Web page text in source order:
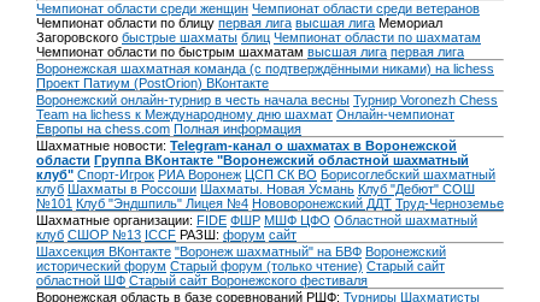
Чемпионат области среди женщин Чемпионат области среди ветеранов
Чемпионат области по блицу первая лига высшая лига Мемориал
Загоровского быстрые шахматы блиц Чемпионат области по шахматам
Чемпионат области по быстрым шахматам высшая лига первая лига
Воронежская шахматная команда (с подтверждёнными никами) на lichess
Проект Патиум (PostOrion) ВКонтакте
Воронежский онлайн-турнир в честь начала весны Турнир Voronezh Chess
Team на lichess к Международному дню шахмат Онлайн-чемпионат
Европы на chess.com Полная информация
Шахматные новости: Telegram-канал о шахматах в Воронежской
области Группа ВКонтакте "Воронежский областной шахматный
клуб" Спорт-Игрок РИА Воронеж ЦСП СК ВО Борисоглебский шахматный
клуб Шахматы в Россоши Шахматы. Новая Усмань Клуб "Дебют" СОШ
№101 Клуб "Эндшпиль" Лицея №4 Нововоронежский ДДТ Труд-Черноземье
Шахматные организации: FIDE ФШР МШФ ЦФО Областной шахматный
клуб СШОР №13 ICCF РАЗШ: форум сайт
Шахсекция ВКонтакте "Воронеж шахматный" на БВФ Воронежский
исторический форум Cтарый форум (только чтение) Старый сайт
областной ШФ Старый сайт Воронежского фестиваля
Воронежская область в базе соревнований РШФ: Турниры Шахматисты